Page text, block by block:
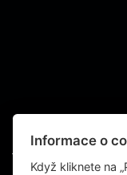
VÝROBNÍ
Informace o
Když kliknete na